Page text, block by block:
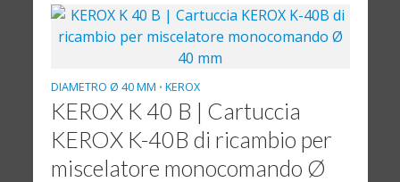
DIAMETRO Ø 40 MM • KEROX
KEROX K 40 B | Cartuccia
KEROX K-40B di ricambio per
miscelatore monocomando Ø